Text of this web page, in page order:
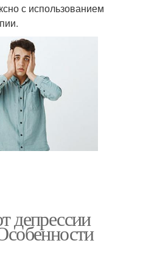
с использованием
депрессии